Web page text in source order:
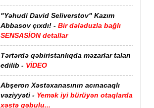
"Yəhudi David Seliverstov" Kazım
Abbasov çıxdı! - Bir dələduzla bağlı
SENSASİON detallar
Tərtərdə qəbiristanlıqda məzarlar talan
edilib - VİDEO
Abşeron Xəstəxanasının acınacaqlı
vəziyyəti - Yemək iyi bürüyən otaqlarda
xəstə qəbulu...